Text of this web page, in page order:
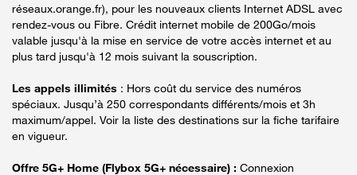
réseaux.orange.fr), pour les nouveaux clients Internet ADSL avec
rendez-vous ou Fibre. Crédit internet mobile de 200Go/mois
valable jusqu'à la mise en service de votre accès internet et au
plus tard jusqu'à 12 mois suivant la souscription.
Les appels illimités : Hors coût du service des numéros
spéciaux. Jusqu’à 250 correspondants différents/mois et 3h
maximum/appel. Voir la liste des destinations sur la fiche tarifaire
en vigueur.
Offre 5G+ Home (Flybox 5G+ nécessaire) : Connexion